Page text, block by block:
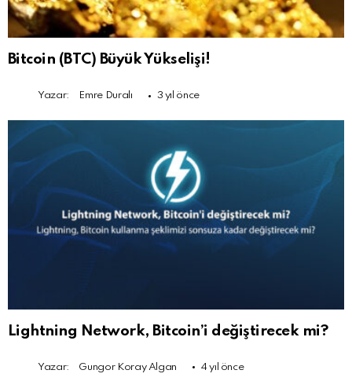
Bitcoin (BTC) Büyük Yükselişi!
Yazar: Emre Duralı 3 yıl önce
Lightning Network, Bitcoin’i değiştirecek mi?
Yazar: Gungor Koray Algan 4 yıl önce